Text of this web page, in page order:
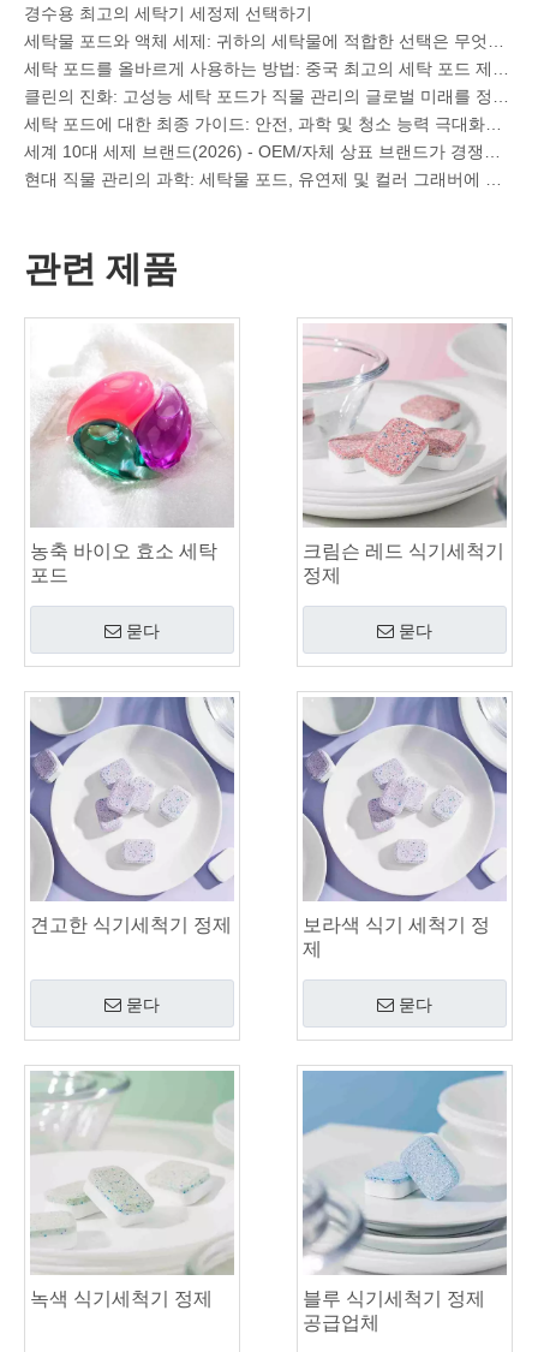
세탁 포드에 대한 최종 가이드: 안전, 과학 및 청소 능력 극대화에 대한 전문가의 통찰력
세계 10대 세제 브랜드(2026) - OEM/자체 상표 브랜드가 경쟁할 수 있는 방법
중국의 칼라 및 커프 얼룩 제거제 스프레이 OEM 제조업체
식기세척기 세제에 대한 최종 가이드: 포드 대. 정제 대. 가루
식기세척기 포드 대 분말: 최고의 세제 선택을 위한 전문가 가이드
유리 제품 및 섬세한 품목을 위한 최고의 식기세척기 캡슐 선택에 대한 확실한 가이드
지속 가능한 청소의 미래: 리필 상점이 대량 포장되지 않은 세탁 세제 시트를 수용하는 이유
세계 상위 6대 상업용 식기세척기 세제 공급업체(2026년 OEM 및 구매자 가이드)
경수용 최고의 세탁기 세정제 선택하기
세탁물 포드와 액체 세제: 귀하의 세탁물에 적합한 선택은 무엇입니까?
관련 제품
농축 바이오 효소 세탁
포드
묻다
크림슨 레드 식기세척기
정제
묻다
견고한 식기세척기 정제
묻다
보라색 식기 세척기 정
제
묻다
녹색 식기세척기 정제
블루 식기세척기 정제
공급업체